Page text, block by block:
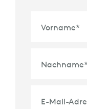
Vorname*
Nachname
E-Mail-